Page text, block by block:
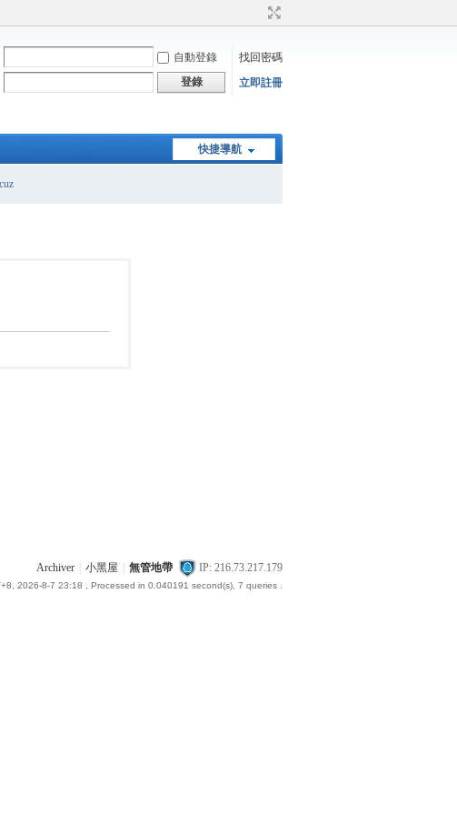
自動登錄
找回密碼
登錄 立即註冊
快捷導航
Archiver 小黑屋 無管地帶 IP: 216.73.217.179
2026-8-7 23:18 , Processed in 0.040191 second(s), 7 queries .